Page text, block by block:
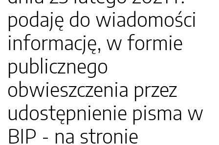
podaję do wiadomości
informację, w formie
publicznego
obwieszczenia przez
udostępnienie pisma w
BIP - na stronie